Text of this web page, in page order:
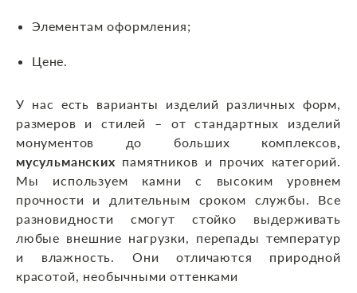
Элементам оформления;
Цене.
У нас есть варианты изделий различных форм,
размеров и стилей – от стандартных изделий
монументов до больших комплексов,
мусульманских памятников и прочих категорий.
Мы используем камни с высоким уровнем
прочности и длительным сроком службы. Все
разновидности смогут стойко выдерживать
любые внешние нагрузки, перепады температур
и влажность. Они отличаются природной
красотой, необычными оттенками